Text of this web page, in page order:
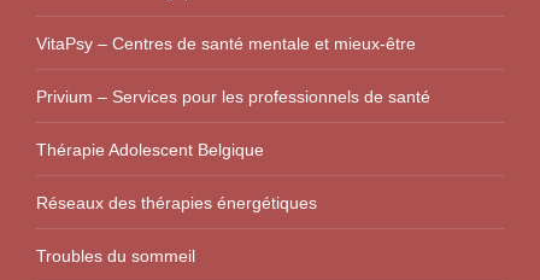
VitaPsy – Centres de santé mentale et mieux-être
Privium – Services pour les professionnels de santé
Thérapie Adolescent Belgique
Réseaux des thérapies énergétiques
Troubles du sommeil